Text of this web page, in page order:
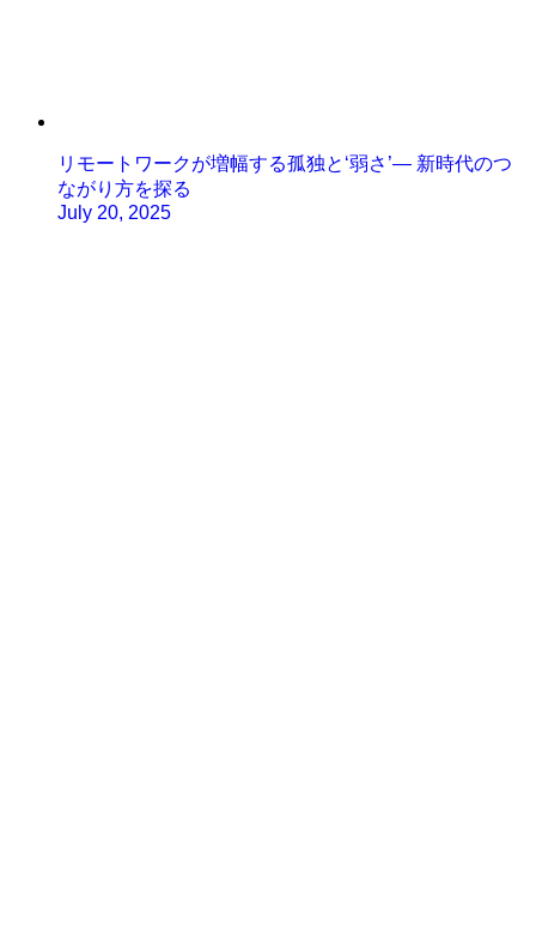
リモートワークが増幅する孤独と‘弱さ’— 新時代のつ
ながり方を探る
July 20, 2025